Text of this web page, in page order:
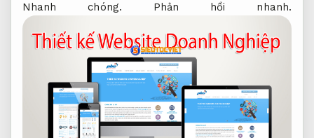
Nhanh chóng.
Phản hồi nhanh.